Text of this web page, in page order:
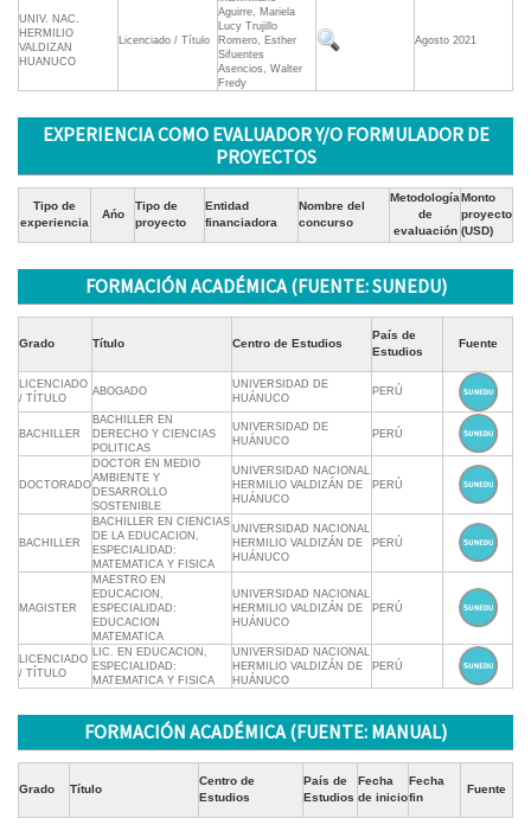
UNIV. NAC.
HERMILIO
VALDIZAN
HUANUCO
Licenciado / Título
Aguirre, Mariela
Lucy Trujillo
Romero, Esther
Sifuentes
Asencios, Walter
Fredy
Agosto 2021
EXPERIENCIA COMO EVALUADOR Y/O FORMULADOR DE
PROYECTOS
Tipo de
experiencia
Ańo
Tipo de
proyecto
Entidad
financiadora
Nombre del
concurso
Metodología
de
evaluación
Monto
proyecto
(USD)
FORMACIÓN ACADÉMICA (FUENTE: SUNEDU)
Grado Título Centro de Estudios
País de
Estudios
Fuente
LICENCIADO
/ TÍTULO
ABOGADO
UNIVERSIDAD DE
HUÁNUCO
PERÚ
BACHILLER
BACHILLER EN
DERECHO Y CIENCIAS
POLITICAS
UNIVERSIDAD DE
HUÁNUCO
PERÚ
DOCTORADO
DOCTOR EN MEDIO
AMBIENTE Y
DESARROLLO
SOSTENIBLE
UNIVERSIDAD NACIONAL
HERMILIO VALDIZÁN DE
HUÁNUCO
PERÚ
BACHILLER
BACHILLER EN CIENCIAS
DE LA EDUCACION,
ESPECIALIDAD:
MATEMATICA Y FISICA
UNIVERSIDAD NACIONAL
HERMILIO VALDIZÁN DE
HUÁNUCO
PERÚ
MAGISTER
MAESTRO EN
EDUCACION,
ESPECIALIDAD:
EDUCACION
MATEMATICA
UNIVERSIDAD NACIONAL
HERMILIO VALDIZÁN DE
HUÁNUCO
PERÚ
LICENCIADO
/ TÍTULO
LIC. EN EDUCACION,
ESPECIALIDAD:
MATEMATICA Y FISICA
UNIVERSIDAD NACIONAL
HERMILIO VALDIZÁN DE
HUÁNUCO
PERÚ
FORMACIÓN ACADÉMICA (FUENTE: MANUAL)
Grado Título
Centro de
Estudios
País de
Estudios
Fecha
de inicio
Fecha
fin
Fuente